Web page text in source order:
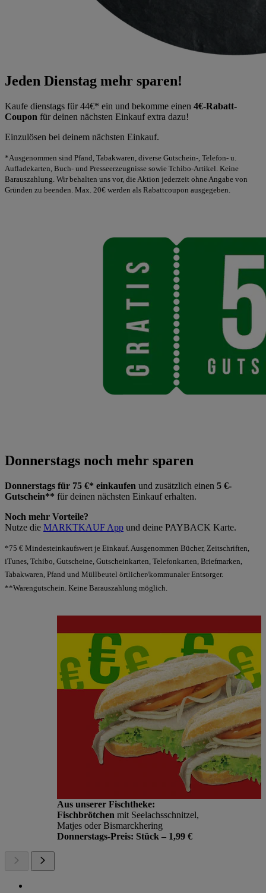
Jeden Dienstag mehr sparen!
Kaufe dienstags für 44€* ein und bekomme einen 4€-Rabatt-
Coupon für deinen nächsten Einkauf extra dazu!
Einzulösen bei deinem nächsten Einkauf.
*Ausgenommen sind Pfand, Tabakwaren, diverse Gutschein-, Telefon- u.
Aufladekarten, Buch- und Presseerzeugnisse sowie Tchibo-Artikel. Keine
Barauszahlung. Wir behalten uns vor, die Aktion jederzeit ohne Angabe von
Gründen zu beenden. Max. 20€ werden als Rabattcoupon ausgegeben.
Donnerstags noch mehr sparen
Donnerstags für 75 €* einkaufen und zusätzlich einen 5 €-
Gutschein** für deinen nächsten Einkauf erhalten.
Noch mehr Vorteile?
Nutze die MARKTKAUF App und deine PAYBACK Karte.
*75 € Mindesteinkaufswert je Einkauf. Ausgenommen Bücher, Zeitschriften,
iTunes, Tchibo, Gutscheine, Gutscheinkarten, Telefonkarten, Briefmarken,
Tabakwaren, Pfand und Müllbeutel örtlicher/kommunaler Entsorger.
**Warengutschein. Keine Barauszahlung möglich.
Aus unserer Fischtheke:
Fischbrötchen mit Seelachsschnitzel,
Matjes oder Bismarckhering
Donnerstags-Preis: Stück – 1,99 €